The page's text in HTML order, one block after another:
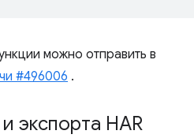
можно отправить в
#496006 .
экспорта HAR